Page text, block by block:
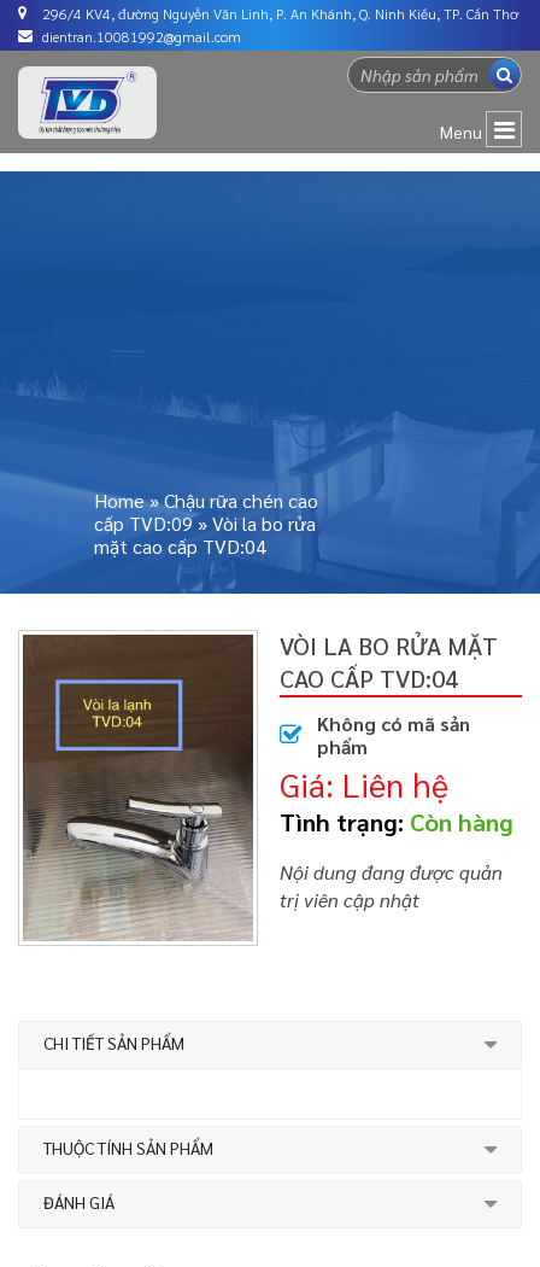
296/4 KV4, đường Nguyễn Văn Linh, P. An Khánh, Q. Ninh Kiều, TP. Cần Thơ
dientran.10081992@gmail.com
Menu
Home»Chậu rữa chén cao
cấp TVD:09»Vòi la bo rửa
mặt cao cấp TVD:04
VÒI LA BO RỬA MẶT
CAO CẤP TVD:04
Không có mã sản
phẩm
Giá: Liên hệ
Tình trạng: Còn hàng
Nội dung đang được quản
trị viên cập nhật
CHI TIẾT SẢN PHẨM
THUỘC TÍNH SẢN PHẨM
ĐÁNH GIÁ